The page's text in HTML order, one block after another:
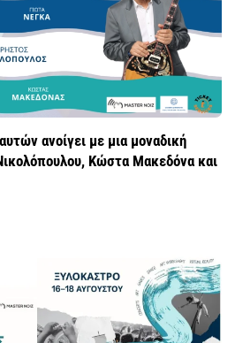
ανοίγει με μια μοναδική
Κώστα Μακεδόνα και